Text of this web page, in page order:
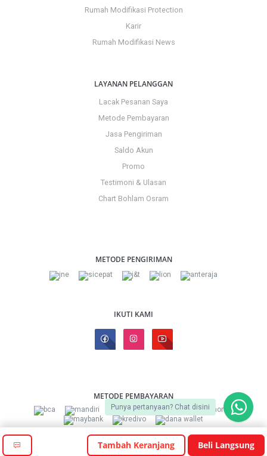
Tambah Keranjang Beli Langsung
Rumah Modifikasi Protection
Karir
Rumah Modifikasi News
LAYANAN PELANGGAN
Lacak Pesanan Saya
Metode Pembayaran
Jasa Pengiriman
Saldo Akun
Promo
Testimoni & Ulasan
Chart Bohlam Osram
METODE PENGIRIMAN
IKUTI KAMI
METODE PEMBAYARAN
Punya pertanyaan? Chat disini